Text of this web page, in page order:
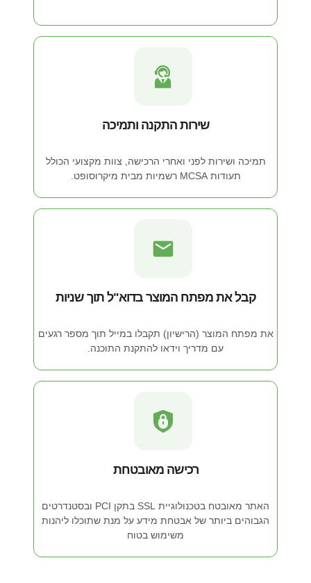
שירות התקנה ותמיכה
תמיכה ושירות לפני ואחרי הרכישה, צוות מקצועי הכולל
תעודות MCSA רשמיות מבית מיקרוסופט.
קבל את מפתח המוצר בדוא"ל תוך שניות
את מפתח המוצר (הרישיון) תקבלו במייל תוך מספר רגעים
עם מדריך וידאו להתקנת התוכנה.
רכישה מאובטחת
האתר מאובטח בטכנולוגיית SSL בתקן PCI ובסטנדרטים
הגבוהים ביותר של אבטחת מידע על מנת שתוכלו ליהנות
משימוש בטוח